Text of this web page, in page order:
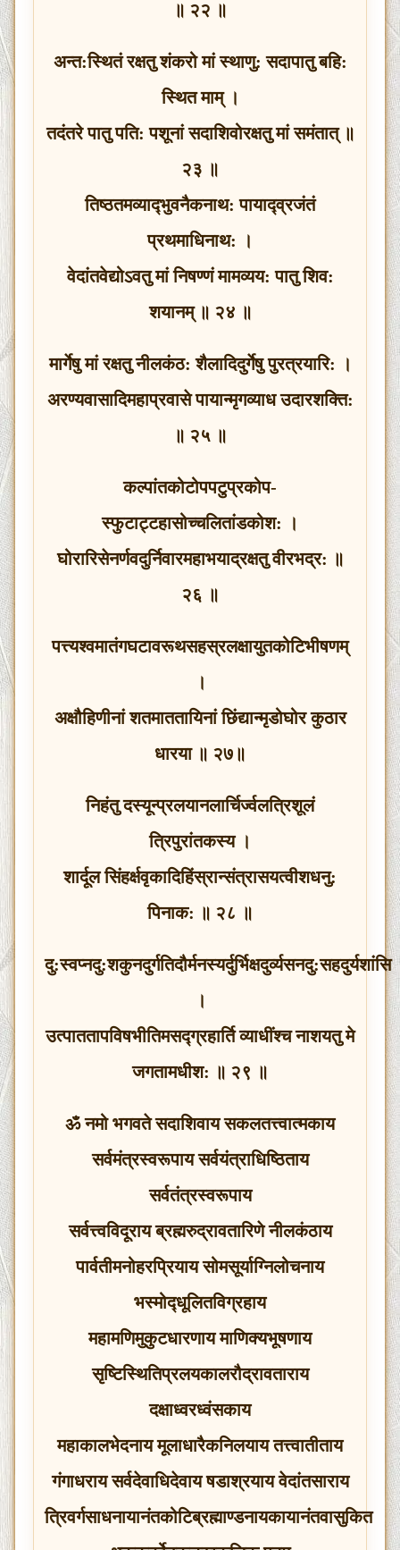
॥ २२ ॥
अन्त:स्थितं रक्षतु शंकरो मां स्थाणु: सदापातु बहि:
स्थित माम् ।
तदंतरे पातु पति: पशूनां सदाशिवोरक्षतु मां समंतात् ॥
२३ ॥
तिष्ठतमव्याद्‍भुवनैकनाथ: पायाद्‍व्रजंतं
प्रथमाधिनाथ: ।
वेदांतवेद्योऽवतु मां निषण्णं मामव्यय: पातु शिव:
शयानम् ॥ २४ ॥
मार्गेषु मां रक्षतु नीलकंठ: शैलादिदुर्गेषु पुरत्रयारि: ।
अरण्यवासादिमहाप्रवासे पायान्मृगव्याध उदारशक्ति:
॥ २५ ॥
कल्पांतकोटोपपटुप्रकोप-
स्फुटाट्टहासोच्चलितांडकोश: ।
घोरारिसेनर्णवदुर्निवारमहाभयाद्रक्षतु वीरभद्र: ॥
२६ ॥
पत्त्यश्‍वमातंगघटावरूथसहस्रलक्षायुतकोटिभीषणम्
।
अक्षौहिणीनां शतमाततायिनां छिंद्यान्मृडोघोर कुठार
धारया ॥ २७॥
निहंतु दस्यून्प्रलयानलार्चिर्ज्वलत्रिशूलं
त्रिपुरांतकस्य ।
शार्दूल सिंहर्क्षवृकादिहिंस्रान्संत्रासयत्वीशधनु:
पिनाक: ॥ २८ ॥
दु:स्वप्नदु:शकुनदुर्गतिदौर्मनस्यर्दुर्भिक्षदुर्व्यसनदु:सहदुर्यशांसि
।
उत्पाततापविषभीतिमसद्‍ग्रहार्ति व्याधींश्‍च नाशयतु मे
जगतामधीश: ॥ २९ ॥
ॐ नमो भगवते सदाशिवाय सकलतत्त्वात्मकाय
सर्वमंत्रस्वरूपाय सर्वयंत्राधिष्ठिताय
सर्वतंत्रस्वरूपाय
सर्वत्त्वविदूराय ब्रह्मरुद्रावतारिणे नीलकंठाय
पार्वतीमनोहरप्रियाय सोमसूर्याग्निलोचनाय
भस्मोद्‍धूलितविग्रहाय
महामणिमुकुटधारणाय माणिक्यभूषणाय
सृष्टिस्थितिप्रलयकालरौद्रावताराय
दक्षाध्वरध्वंसकाय
महाकालभेदनाय मूलाधारैकनिलयाय तत्त्वातीताय
गंगाधराय सर्वदेवाधिदेवाय षडाश्रयाय वेदांतसाराय
त्रिवर्गसाधनायानंतकोटिब्रह्माण्डनायकायानंतवासुकित